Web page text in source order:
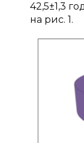
42,5±1,3
на рис. 1.